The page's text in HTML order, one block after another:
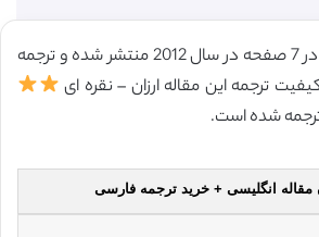
این مقاله انگلیسی ISI در 7 صفحه در سال 2012 منتشر شده و ترجمه
شده است.
مقاله انگلیسی + خرید ترجمه فارسی